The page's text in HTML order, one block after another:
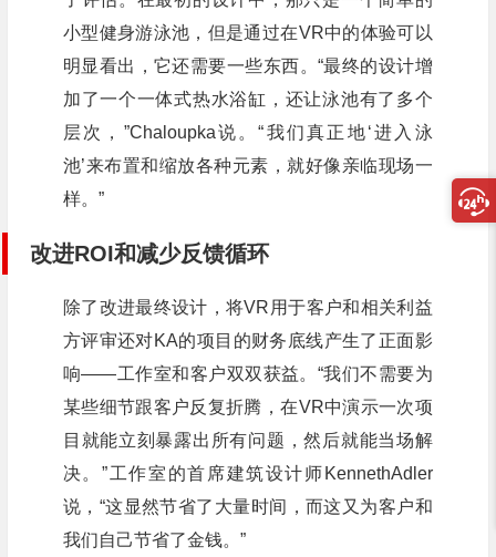
小型健身游泳池，但是通过在VR中的体验可以
明显看出，它还需要一些东西。“最终的设计增
加了一个一体式热水浴缸，还让泳池有了多个
层次，”Chaloupka说。“我们真正地‘进入泳
池’来布置和缩放各种元素，就好像亲临现场一
样。”
改进ROI和减少反馈循环
除了改进最终设计，将VR用于客户和相关利益
方评审还对KA的项目的财务底线产生了正面影
响——工作室和客户双双获益。“我们不需要为
某些细节跟客户反复折腾，在VR中演示一次项
目就能立刻暴露出所有问题，然后就能当场解
决。”工作室的首席建筑设计师KennethAdler
说，“这显然节省了大量时间，而这又为客户和
我们自己节省了金钱。”